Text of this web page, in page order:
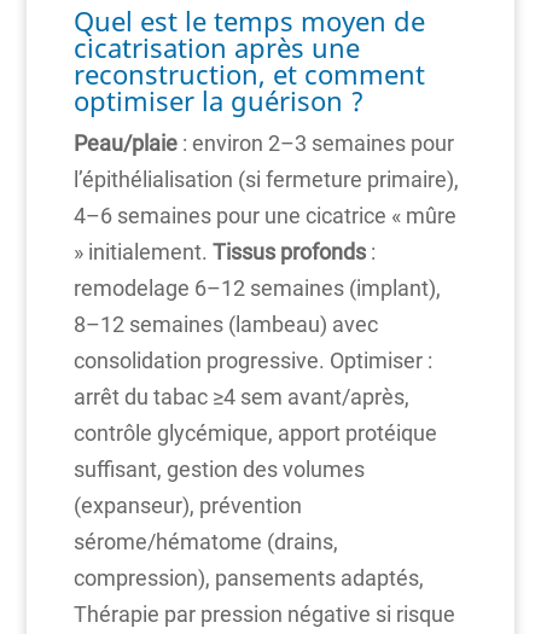
Quel est le temps moyen de
cicatrisation après une
reconstruction, et comment
optimiser la guérison ?
Peau/plaie: environ 2–3 semaines pour
l’épithélialisation (si fermeture primaire),
4–6 semaines pour une cicatrice « mûre
» initialement. Tissus profonds:
remodelage 6–12 semaines (implant),
8–12 semaines (lambeau) avec
consolidation progressive. Optimiser :
arrêt du tabac ≥4 sem avant/après,
contrôle glycémique, apport protéique
suffisant, gestion des volumes
(expanseur), prévention
sérome/hématome (drains,
compression), pansements adaptés,
Thérapie par pression négative si risque